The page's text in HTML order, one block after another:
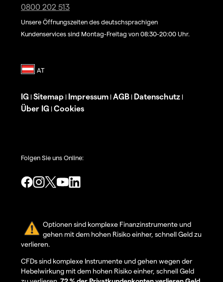
0800 202 513
Unsere Öffnungszeiten des deutschsprachigen
Kundenservices sind Montag-Freitag von 08:30-20:00 Uhr.
IG | Sitemap | Impressum | AGB | Datenschutz |
Über IG | Cookies
Folgen Sie uns Online:
Optionen sind komplexe Finanzinstrumente und
gehen mit dem hohen Risiko einher, schnell Geld zu
verlieren.
CFDs sind komplexe Instrumente und gehen wegen der
Hebelwirkung mit dem hohen Risiko einher, schnell Geld